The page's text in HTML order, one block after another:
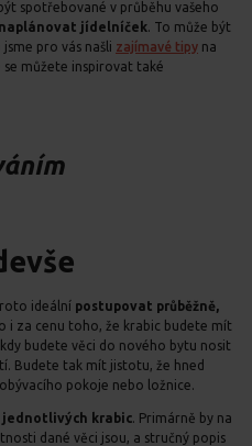
spotřebované v průběhu vašeho
jídelníček. To může být
pro vás našli zajímavé tipy na
můžete inspirovat také
ideální postupovat průběžně,
i za cenu toho, že krabic budete mít
budete věci do nového bytu nosit
Budete tak mít jistotu, že hned
pokoje nebo ložnice.
jednotlivých krabic . Primárně by na
dané věci jsou, a stručný popis